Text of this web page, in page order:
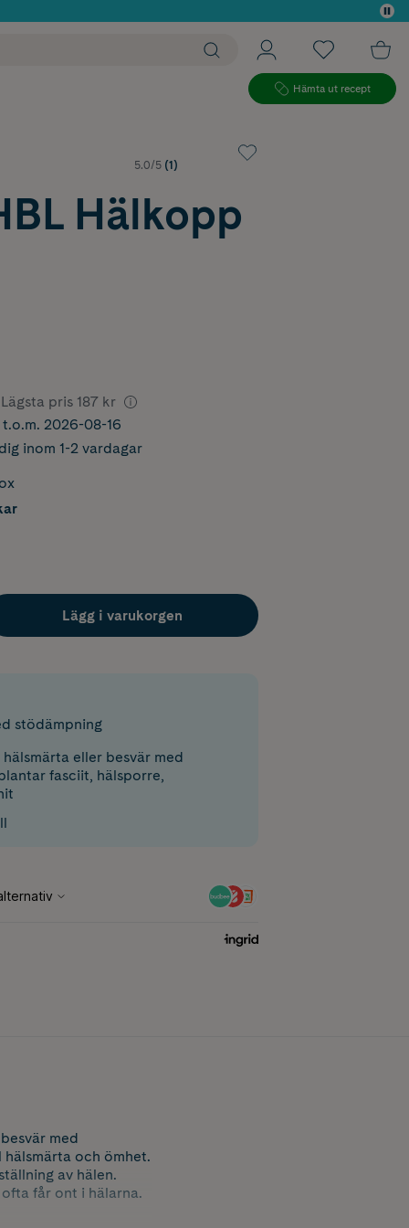
Hämta ut recept
5.0/5 (1)
Hälkopp
Lägsta pris 187 kr
2026-08-16
inom 1-2 vardagar
Lägg i varukorgen
stödämpning
eller besvär med
fasciit, hälsporre,
med
och ömhet.
av hälen.
får ont i hälarna.